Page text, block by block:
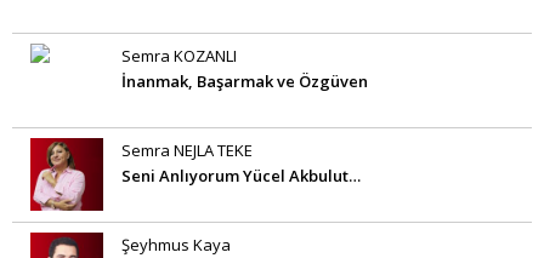
Semra KOZANLI
İnanmak, Başarmak ve Özgüven
Semra NEJLA TEKE
Seni Anlıyorum Yücel Akbulut…
Şeyhmus Kaya